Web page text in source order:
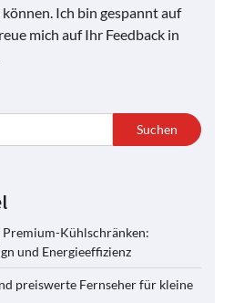
Ich bin gespannt auf
mich auf Ihr Feedback in
Suchen
Kühlschränken:
und Energieeffizienz
preiswerte Fernseher für kleine